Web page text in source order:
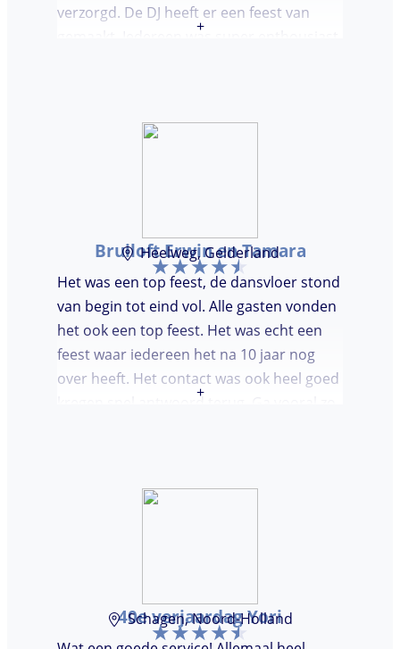
verzorgd. De DJ heeft er een feest van
gemaakt. Iedereen was super enthousiast,
ik en mijn gasten genieten nog heerlijk na.
+
Bruiloft Erwin en Tamara
Heelweg, Gelderland
Het was een top feest, de dansvloer stond
van begin tot eind vol. Alle gasten vonden
het ook een top feest. Het was echt een
feest waar iedereen het na 10 jaar nog
over heeft. Het contact was ook heel goed
kregen snel antwoord terug. Ga vooral zo
+
40e verjaardag Yori
Schagen, Noord-Holland